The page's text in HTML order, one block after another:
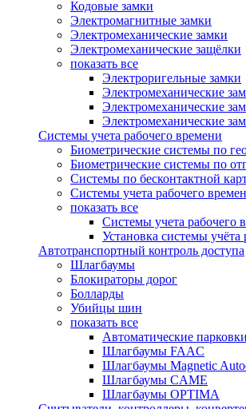
Кодовые замки
Электромагнитные замки
Электромеханические замки
Электромеханические защёлки
показать все
Электроригельные замки
Электромеханические
Электромеханические
Электромеханические
Системы учета рабочего времени
Биометрические системы по
Биометрические системы по
Системы по бесконтактной
Системы учета рабочего
показать все
Системы учета рабочего
Установка системы учёта
Автотранспортный контроль доступа
Шлагбаумы
Блокираторы дорог
Болларды
Убийцы шин
показать все
Автоматические парковки
Шлагбаумы FAAC
Шлагбаумы Magnetic
Шлагбаумы CAME
Шлагбаумы OPTIMA